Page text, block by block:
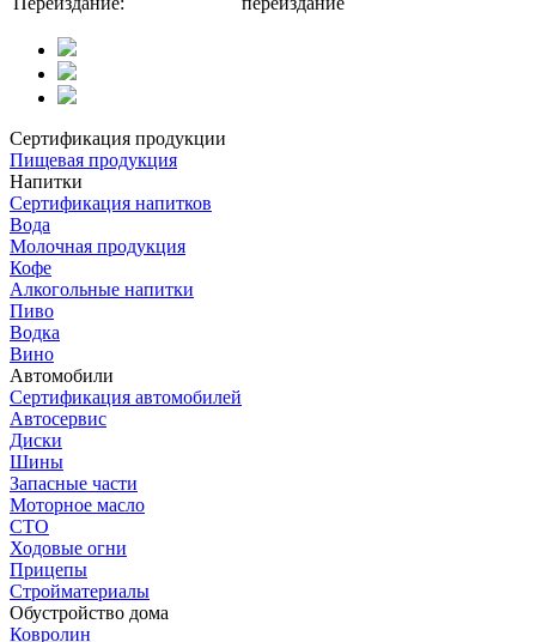
Сертификация продукции
Пищевая продукция
Напитки
Сертификация напитков
Вода
Молочная продукция
Кофе
Алкогольные напитки
Пиво
Водка
Вино
Автомобили
Сертификация автомобилей
Автосервис
Диски
Шины
Запасные части
Моторное масло
СТО
Ходовые огни
Прицепы
Стройматериалы
Обустройство дома
Ковролин